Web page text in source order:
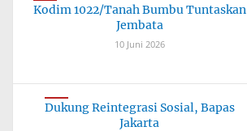
Kodim 1022/Tanah Bumbu Tuntaskan
Jembata
10 Juni 2026
Dukung Reintegrasi Sosial, Bapas
Jakarta